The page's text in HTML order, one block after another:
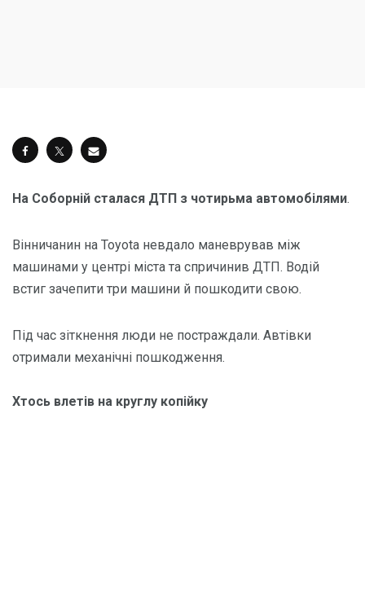
На Соборній сталася ДТП з чотирьма автомобілями.
Вінничанин на Toyota невдало маневрував між
машинами у центрі міста та спричинив ДТП. Водій
встиг зачепити три машини й пошкодити свою.
Під час зіткнення люди не постраждали. Автівки
отримали механічні пошкодження.
Хтось влетів на круглу копійку